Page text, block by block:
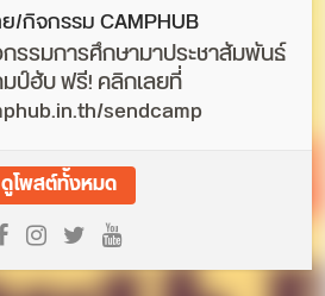
/กิจกรรม CAMPHUB
รรมการศึกษามาประชาสัมพันธ์
ป์ฮับ ฟรี! คลิกเลยที่
sendcamp
ดูโพสต์ทั้งหมด